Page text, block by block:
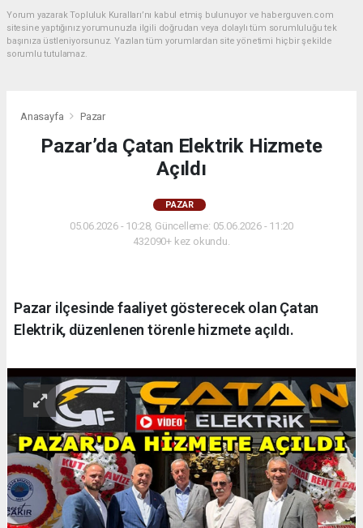
Yorum yazarak Topluluk Kuralları’nı kabul etmiş bulunuyor ve haberguven.com
sitesine yaptığınız yorumunuzla ilgili doğrudan veya dolaylı tüm sorumluluğu tek
başınıza üstleniyorsunuz. Yazılan tüm yorumlardan site yönetimi hiçbir şekilde
sorumlu tutulamaz.
Anasayfa Pazar
Pazar’da Çatan Elektrik Hizmete
Açıldı
PAZAR
05.06.2026 - 10:28, Güncelleme: 05.06.2026 - 11:20
432090+ kez okundu.
Pazar ilçesinde faaliyet gösterecek olan Çatan
Elektrik, düzenlenen törenle hizmete açıldı.